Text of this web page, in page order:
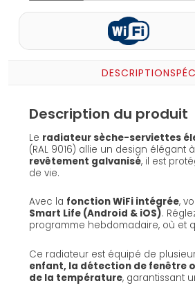
DESCRIPTION
Description du produit
Le radiateur sèche-serviettes
(RAL 9016) allie un design
revêtement galvanisé, il est
de vie.
Avec la fonction WiFi intégrée,
Smart Life (Android & iOS).
programme hebdomadaire, où et
Ce radiateur est équipé de
enfant, la détection de fenêtre
de la température, garantissant